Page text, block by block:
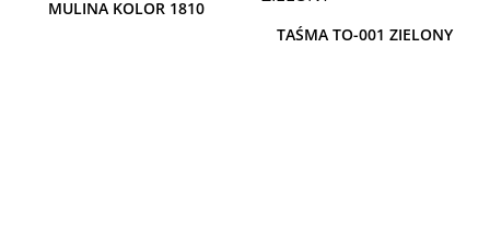
MULINA KOLOR 1810
TAŚMA TO-001 ZIELONY